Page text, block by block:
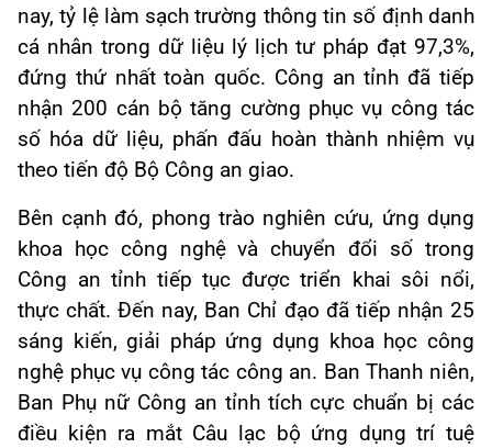
nay, tỷ lệ làm sạch trường thông tin số định danh
cá nhân trong dữ liệu lý lịch tư pháp đạt 97,3%,
đứng thứ nhất toàn quốc. Công an tỉnh đã tiếp
nhận 200 cán bộ tăng cường phục vụ công tác
số hóa dữ liệu, phấn đấu hoàn thành nhiệm vụ
theo tiến độ Bộ Công an giao.
Bên cạnh đó, phong trào nghiên cứu, ứng dụng
khoa học công nghệ và chuyển đổi số trong
Công an tỉnh tiếp tục được triển khai sôi nổi,
thực chất. Đến nay, Ban Chỉ đạo đã tiếp nhận 25
sáng kiến, giải pháp ứng dụng khoa học công
nghệ phục vụ công tác công an. Ban Thanh niên,
Ban Phụ nữ Công an tỉnh tích cực chuẩn bị các
điều kiện ra mắt Câu lạc bộ ứng dụng trí tuệ